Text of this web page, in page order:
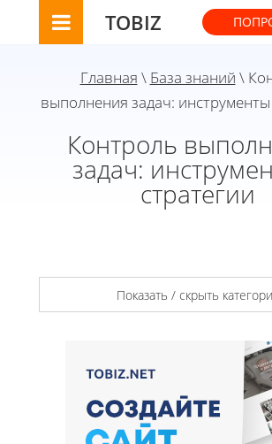
TOBIZ
Главная \ База знаний \
выполнения задач: инструменты
Контроль
задач:
стратегии
Показать / скрыть